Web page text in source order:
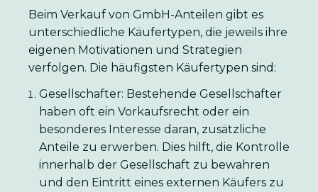
Beim Verkauf von GmbH-Anteilen gibt es
unterschiedliche Käufertypen, die jeweils ihre
eigenen Motivationen und Strategien
verfolgen. Die häufigsten Käufertypen sind:
Gesellschafter: Bestehende Gesellschafter
haben oft ein Vorkaufsrecht oder ein
besonderes Interesse daran, zusätzliche
Anteile zu erwerben. Dies hilft, die Kontrolle
innerhalb der Gesellschaft zu bewahren
und den Eintritt eines externen Käufers zu